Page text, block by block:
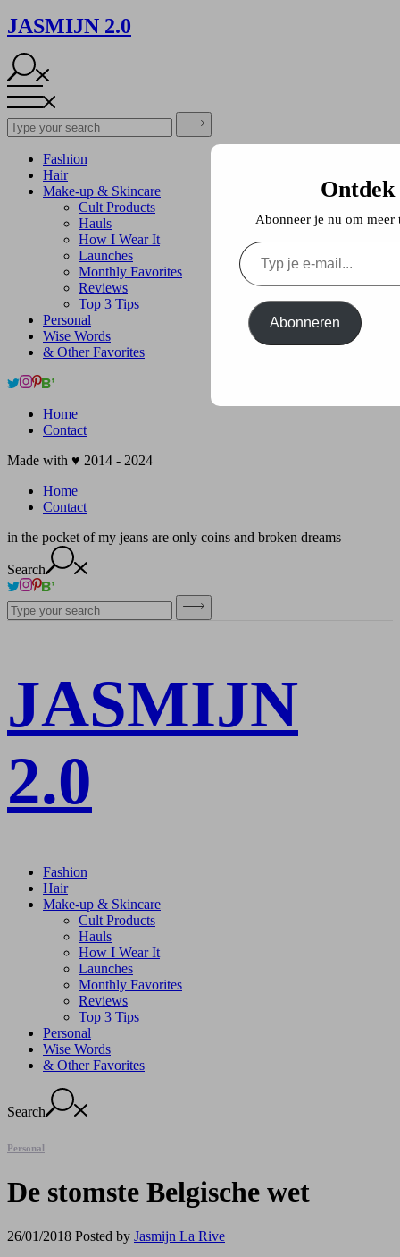
JASMIJN 2.0
Fashion
Hair
Make-up & Skincare
Cult Products
Hauls
How I Wear It
Launches
Monthly Favorites
Reviews
Top 3 Tips
Personal
Wise Words
& Other Favorites
Home
Contact
Made with ♥ 2014 - 2024
Home
Contact
in the pocket of my jeans are only coins and broken dreams
Search
JASMIJN
2.0
Fashion
Hair
Make-up & Skincare
Cult Products
Hauls
How I Wear It
Launches
Monthly Favorites
Reviews
Top 3 Tips
Personal
Wise Words
& Other Favorites
Search
Personal
De stomste Belgische wet
26/01/2018 Posted by Jasmijn La Rive
Abonneer je nu om
Typ
je
e-
Abonneren